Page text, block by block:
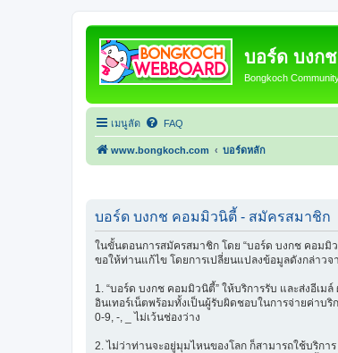
บอร์ด บงก
Bongkoch
เมนูลัด FAQ
www.bongkoch.com บอร์ดหลัก
บอร์ด บงกช คอมมิวนิตี้ - สมัครสมาชิก
ในขั้นตอนการสมัครสมาชิก โดย “บอร์ด บงกช คอมมิว
ขอให้ท่านแก้ไข โดยการเปลี่ยนแปลงข้อมูลดังกล่าว
1. “บอร์ด บงกช คอมมิวนิตี้” ให้บริการรับ และส่งอีเ
อินเทอร์เน็ตพร้อมทั้งเป็นผู้รับผิดชอบในการจ่ายค่าบ
0-9, -, _ ไม่เว้นช่องว่าง
2. ไม่ว่าท่านจะอยู่มุมไหนของโลก ก็สามารถใช้บริก